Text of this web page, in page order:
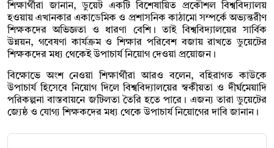
শিক্ষার্থীরা জানান, ডুয়েট একটি বিশেষায়িত প্রকৌশল বিশ্ববিদ্যালয়
হওয়ায় এখানকার একাডেমিক ও প্রশাসনিক কাঠামো সম্পর্কে অভ্যন্তরীণ
শিক্ষকদের অভিজ্ঞতা ও ধারণা বেশি। তাই বিশ্ববিদ্যালয়ের সার্বিক
উন্নয়ন, গবেষণা কার্যক্রম ও শিক্ষার পরিবেশ বজায় রাখতে ডুয়েটের
শিক্ষকদের মধ্য থেকেই উপাচার্য নিয়োগ দেওয়া প্রয়োজন।
বিক্ষোভে অংশ নেওয়া শিক্ষার্থীরা আরও বলেন, বহিরাগত কাউকে
উপাচার্য হিসেবে নিয়োগ দিলে বিশ্ববিদ্যালয়ের স্বকীয়তা ও দীর্ঘমেয়াদি
পরিকল্পনা বাস্তবায়নে জটিলতা তৈরি হতে পারে। এজন্য তারা ডুয়েটের
জ্যেষ্ঠ ও যোগ্য শিক্ষকদের মধ্য থেকে উপাচার্য নিয়োগের দাবি জানান।